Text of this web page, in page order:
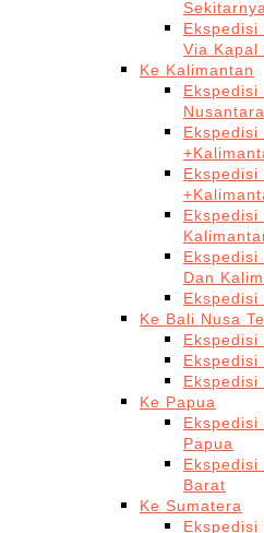
Sekitarnya
Ekspedisi
Via Kapal
Ke Kalimantan
Ekspedisi
Ekspedisi
Ekspedisi
Ekspedisi
Ekspedisi
Dan
Ekspedisi
Ke Bali Nusa
Ekspedisi
Ekspedisi
Ekspedisi
Ke Papua
Ekspedisi
Papua
Ekspedisi
Barat
Ke Sumatera
Ekspedisi